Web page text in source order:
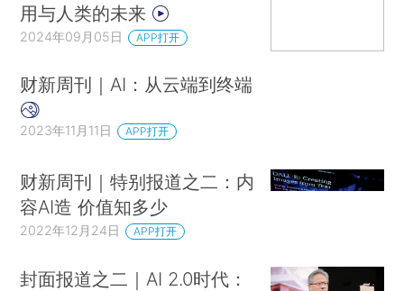
用与人类的未来
2024年09月05日 APP打开
财新周刊｜AI：从云端到终端
2023年11月11日 APP打开
财新周刊｜特别报道之二：内
容AI造 价值知多少
2022年12月24日 APP打开
封面报道之二｜AI 2.0时代：